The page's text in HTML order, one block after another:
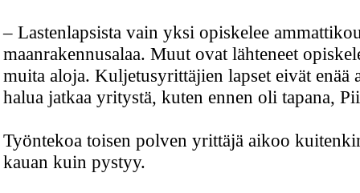
– Lastenlapsista vain yksi opiskelee
maanrakennusalaa. Muut ovat lähteneet
muita aloja. Kuljetusyrittäjien lapset eivät enää
halua jatkaa yritystä, kuten ennen oli tapana,
Työntekoa toisen polven yrittäjä aikoo
kauan kuin pystyy.